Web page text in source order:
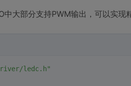
中大部分支持PWM输出，可以实现
ledc.h"